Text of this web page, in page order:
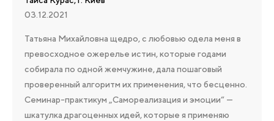
03.12.2021
Татьяна Михайловна щедро, с любовью одела меня в
превосходное ожерелье истин, которые годами
собирала по одной жемчужине, дала пошаговый
проверенный алгоритм их применения, что бесценно.
Семинар-практикум „Самореализация и эмоции“ —
шкатулка драгоценных идей, которые я применяю